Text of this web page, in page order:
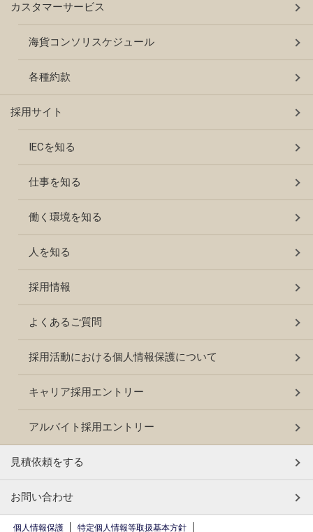
カスタマーサービス
海貨コンソリスケジュール
各種約款
採用サイト
IECを知る
仕事を知る
働く環境を知る
人を知る
採用情報
よくあるご質問
採用活動における個人情報保護について
キャリア採用エントリー
アルバイト採用エントリー
見積依頼をする
お問い合わせ
個人情報保護 特定個人情報等取扱基本方針